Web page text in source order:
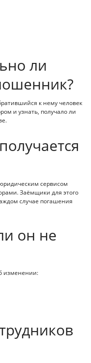
ли
к нему человек
и узнать, получало ли
сервисом
Заёмщики для этого
случае погашения
он не
изменении: